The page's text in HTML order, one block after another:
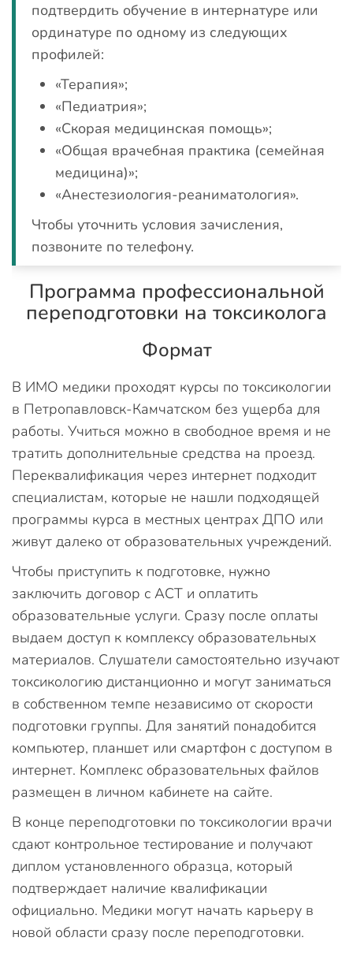
подтвердить обучение в интернатуре или
ординатуре по одному из следующих
профилей:
«Терапия»;
«Педиатрия»;
«Скорая медицинская помощь»;
«Общая врачебная практика (семейная
медицина)»;
«Анестезиология-реаниматология».
Чтобы уточнить условия зачисления,
позвоните по телефону.
Программа профессиональной
переподготовки на токсиколога
Формат
В ИМО медики проходят курсы по токсикологии
в Петропавловск-Камчатском без ущерба для
работы. Учиться можно в свободное время и не
тратить дополнительные средства на проезд.
Переквалификация через интернет подходит
специалистам, которые не нашли подходящей
программы курса в местных центрах ДПО или
живут далеко от образовательных учреждений.
Чтобы приступить к подготовке, нужно
заключить договор с АСТ и оплатить
образовательные услуги. Сразу после оплаты
выдаем доступ к комплексу образовательных
материалов. Слушатели самостоятельно изучают
токсикологию дистанционно и могут заниматься
в собственном темпе независимо от скорости
подготовки группы. Для занятий понадобится
компьютер, планшет или смартфон с доступом в
интернет. Комплекс образовательных файлов
размещен в личном кабинете на сайте.
В конце переподготовки по токсикологии врачи
сдают контрольное тестирование и получают
диплом установленного образца, который
подтверждает наличие квалификации
официально. Медики могут начать карьеру в
новой области сразу после переподготовки.